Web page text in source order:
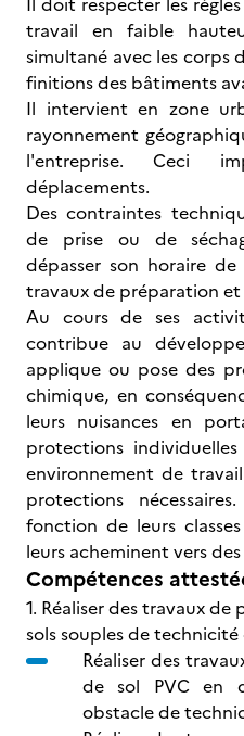
travail en faible
simultané avec les corps
finitions des bâtiments
Il intervient en zone
rayonnement
l'entreprise. Ceci
déplacements.
Des contraintes
de prise ou de
dépasser son horaire
travaux de préparation
Au cours de ses
contribue au
applique ou pose des
chimique, en
leurs nuisances en
protections
environnement de
protections
fonction de leurs
leurs acheminent vers
Compétences
1. Réaliser des travaux
sols souples de
Réaliser des
de sol PVC en
obstacle de